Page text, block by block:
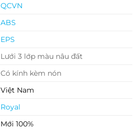
QCVN
ABS
EPS
Lưới 3 lớp màu nâu đất
Có kính kèm nón
Việt Nam
Royal
Mới 100%